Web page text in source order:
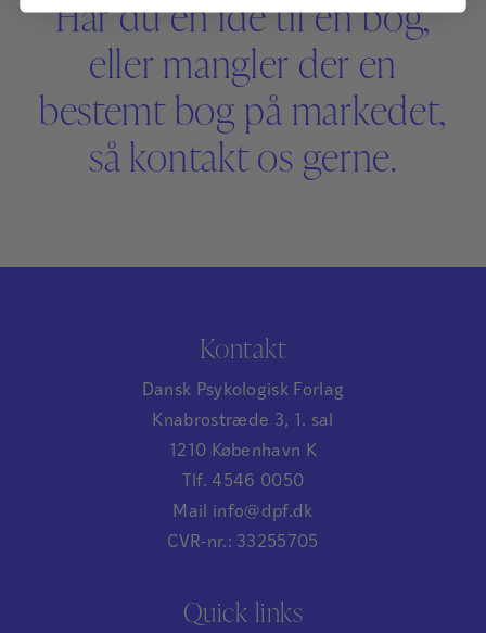
Har du en idé til en bog,
eller mangler der en
bestemt bog på markedet,
så kontakt os gerne.
Kontakt
Dansk Psykologisk Forlag
Knabrostræde 3, 1. sal
1210 København K
Tlf. 4546 0050
Mail info@dpf.dk
CVR-nr.: 33255705
Quick links